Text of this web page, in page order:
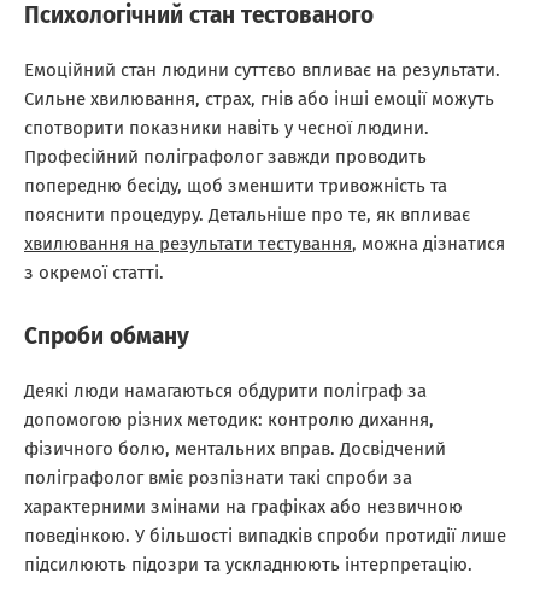
Психологічний стан тестованого
Емоційний стан людини суттєво впливає на результати.
Сильне хвилювання, страх, гнів або інші емоції можуть
спотворити показники навіть у чесної людини.
Професійний поліграфолог завжди проводить
попередню бесіду, щоб зменшити тривожність та
пояснити процедуру. Детальніше про те, як впливає
хвилювання на результати тестування, можна дізнатися
з окремої статті.
Спроби обману
Деякі люди намагаються обдурити поліграф за
допомогою різних методик: контролю дихання,
фізичного болю, ментальних вправ. Досвідчений
поліграфолог вміє розпізнати такі спроби за
характерними змінами на графіках або незвичною
поведінкою. У більшості випадків спроби протидії лише
підсилюють підозри та ускладнюють інтерпретацію.